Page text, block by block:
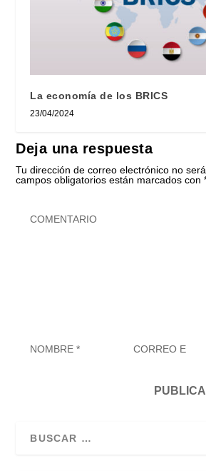
La economía de los BRICS
23/04/2024
Deja una respuesta
Tu dirección de correo electrónico no
campos obligatorios están marcados con